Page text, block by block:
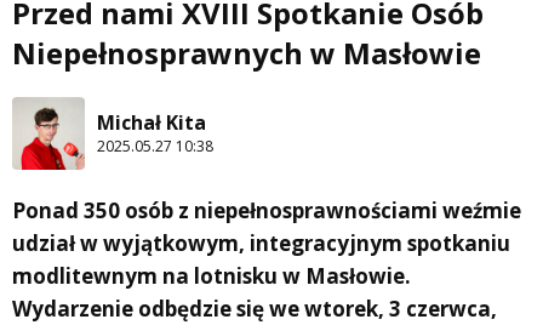
Przed nami XVIII Spotkanie Osób
Niepełnosprawnych w Masłowie
Michał Kita
2025.05.27 10:38
Ponad 350 osób z niepełnosprawnościami weźmie
udział w wyjątkowym, integracyjnym spotkaniu
modlitewnym na lotnisku w Masłowie.
Wydarzenie odbędzie się we wtorek, 3 czerwca,